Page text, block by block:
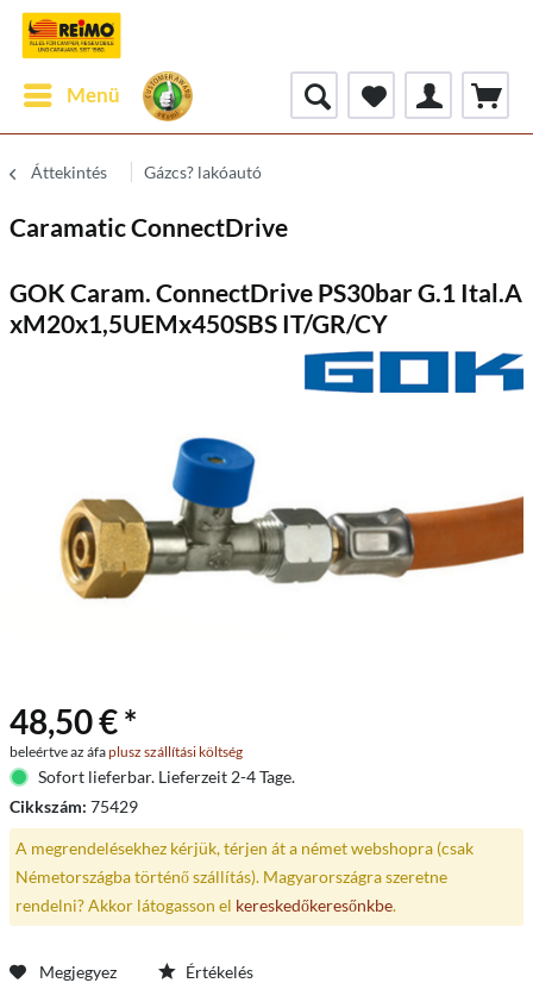
Menü
Áttekintés Gázcs? lakóautó
Caramatic ConnectDrive
GOK Caram. ConnectDrive PS30bar G.1 Ital.A
xM20x1,5UEMx450SBS IT/GR/CY
48,50 € *
beleértve az áfaplusz szállítási költség
Sofort lieferbar. Lieferzeit 2-4 Tage.
Cikkszám: 75429
A megrendelésekhez kérjük, térjen át a német webshopra (csak
Németországba történő szállítás). Magyarországra szeretne
rendelni? Akkor látogasson el kereskedőkeresőnkbe.
Megjegyez Értékelés